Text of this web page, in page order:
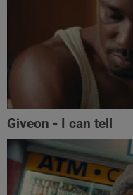
Giveon - I can tell